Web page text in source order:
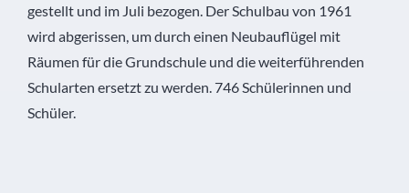
gestellt und im Juli bezogen. Der Schulbau von 1961
wird abgerissen, um durch einen Neubauflügel mit
Räumen für die Grundschule und die weiterführenden
Schularten ersetzt zu werden. 746 Schülerinnen und
Schüler.